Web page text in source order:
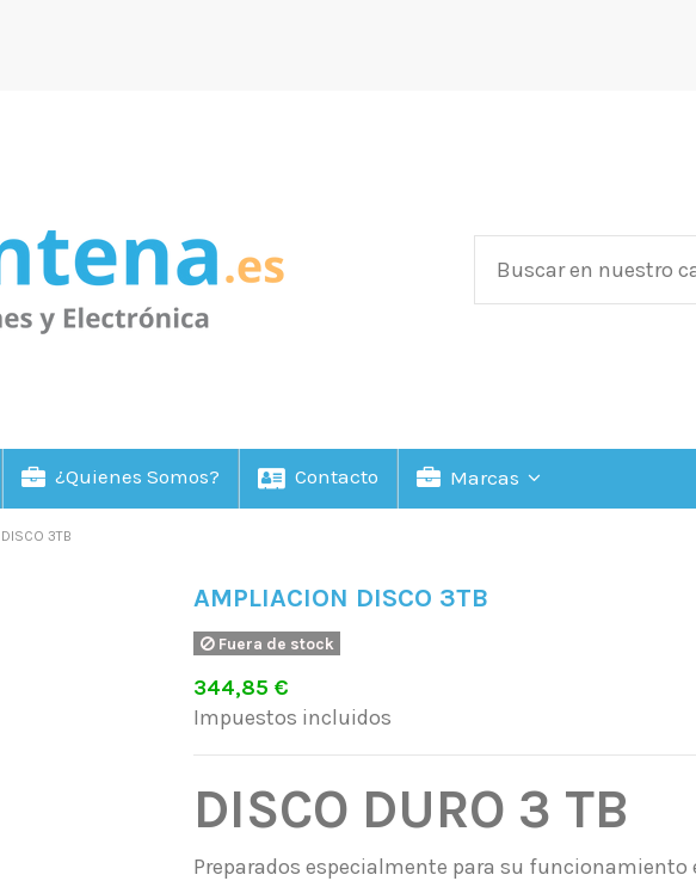
¿Quienes Somos? Contacto Marcas
3TB
AMPLIACION DISCO 3TB
Fuera de stock
344,85 €
Impuestos incluidos
DISCO DURO 3 TB
Preparados especialmente para su funcionamiento